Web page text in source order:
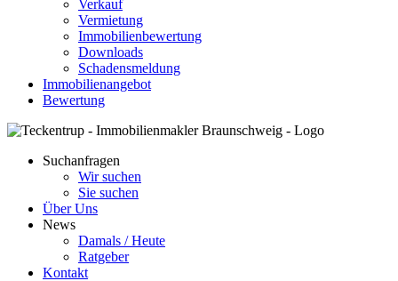
Verkauf
Vermietung
Immobilienbewertung
Downloads
Schadensmeldung
Immobilienangebot
Bewertung
Suchanfragen
Wir suchen
Sie suchen
Über Uns
News
Damals / Heute
Ratgeber
Kontakt